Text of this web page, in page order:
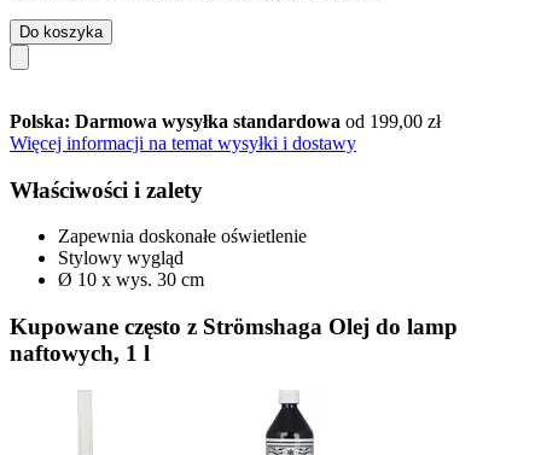
Do koszyka
Polska: Darmowa wysyłka standardowa od 199,00 zł
Więcej informacji na temat wysyłki i dostawy
Właściwości i zalety
Zapewnia doskonałe oświetlenie
Stylowy wygląd
Ø 10 x wys. 30 cm
Kupowane często z Strömshaga Olej do lamp
naftowych, 1 l